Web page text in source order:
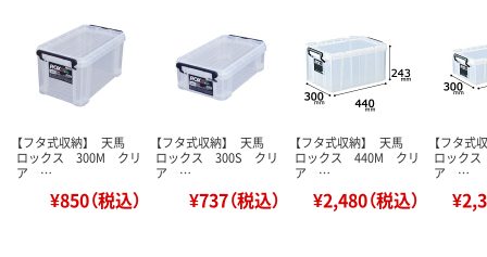
【フタ式収納】 天馬
ロックス 300M クリ
ア …
¥850（税込）
【フタ式収納】 天馬
ロックス 300S クリ
ア …
¥737（税込）
【フタ式収納】 天馬
ロックス 440M クリ
ア …
¥2,480（税込）
【フタ
ロック
ア …